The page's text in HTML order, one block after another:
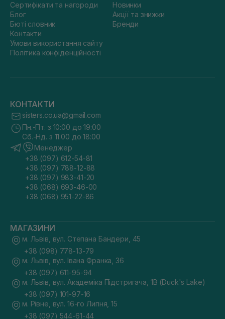
Сертифікати та нагороди
Блог
Бюті словник
Контакти
Умови використання сайту
Політика конфіденційності
Новинки
Акції та знижки
Бренди
КОНТАКТИ
sisters.co.ua@gmail.com
Пн.-Пт. з 10:00 до 19:00
Сб.-Нд. з 11:00 до 18:00
Менеджер
+38 (097) 612-54-81
+38 (097) 788-12-88
+38 (097) 983-41-20
+38 (068) 693-46-00
+38 (068) 951-22-86
МАГАЗИНИ
м. Львів, вул. Степана Бандери, 45
+38 (098) 778-13-79
м. Львів, вул. Івана Франка, 36
+38 (097) 611-95-94
м. Львів, вул. Академіка Підстригача, 1В (Duck's Lake)
+38 (097) 101-97-16
м. Рівне, вул. 16-го Липня, 15
+38 (097) 544-61-44